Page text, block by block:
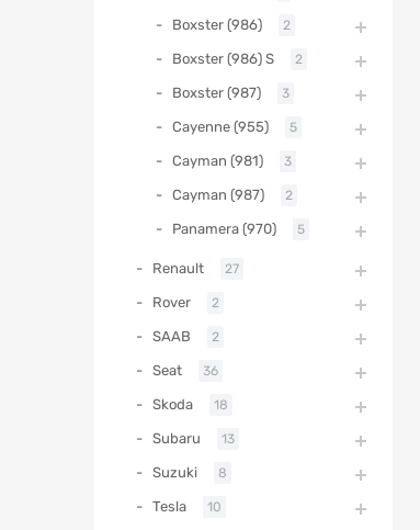
Boxster (986) 2
Boxster (986) S 2
Boxster (987) 3
Cayenne (955) 5
Cayman (981) 3
Cayman (987) 2
Panamera (970) 5
Renault 27
Rover 2
SAAB 2
Seat 36
Skoda 18
Subaru 13
Suzuki 8
Tesla 10